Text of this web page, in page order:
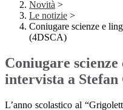
Novità >
Le notizie >
Coniugare scienze e
(4DSCA)
Coniugare
intervista a Stefan
L’anno scolastico al